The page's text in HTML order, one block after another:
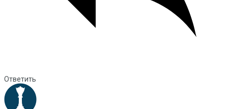
Ответить